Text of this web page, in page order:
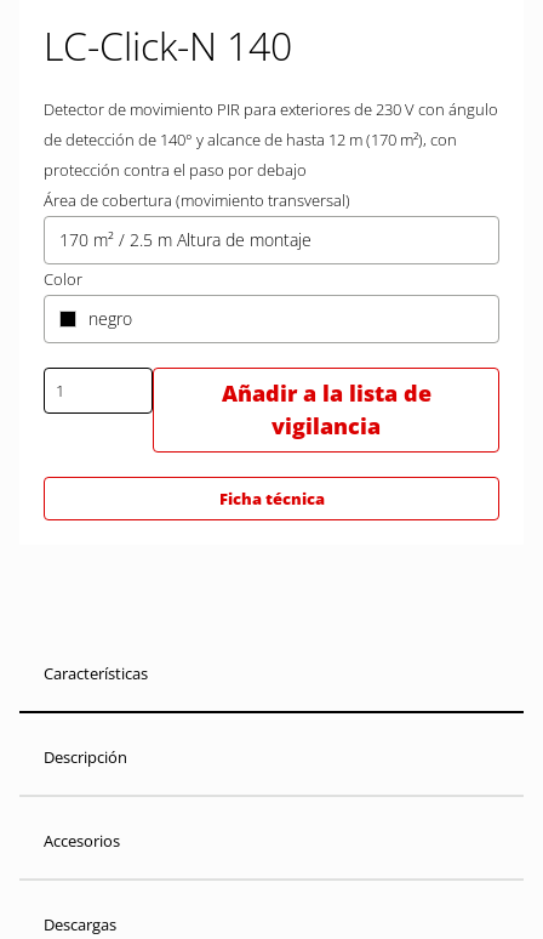
LC-Click-N 140
Detector de movimiento PIR para exteriores de 230 V con ángulo
de detección de 140° y alcance de hasta 12 m (170 m²), con
protección contra el paso por debajo
Área de cobertura (movimiento transversal)
170 m² / 2.5 m Altura de montaje
Color
negro
Añadir a la lista de
vigilancia
Ficha técnica
Características
Descripción
Accesorios
Descargas